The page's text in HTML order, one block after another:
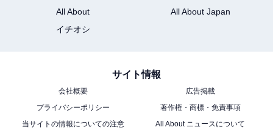
All About
All About Japan
イチオシ
サイト情報
会社概要
広告掲載
プライバシーポリシー
著作権・商標・免責事項
当サイトの情報についての注意
All About ニュースについて